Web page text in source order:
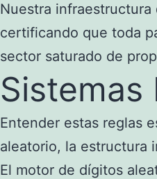
Nuestra infraestructura
certificando que toda
sector saturado de
Sistemas
Entender estas reglas
aleatorio, la estructura
El motor de dígitos